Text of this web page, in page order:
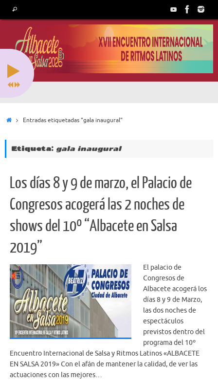
contenido
Buscar
InicioEntradas etiquetadas "gala inaugural"
Etiqueta: gala inaugural
Los días 8 y 9 de marzo, el Palacio de
Congresos acogerá las 2 noches de
shows del 10º “Albacete en Salsa
2019”
El palacio de
Congresos de
Albacete acogerá los
días 8 y 9 de Marzo,
las dos noches de
espectáculos
previstos dentro del
programa del 10º
Encuentro Internacional de Salsa y Ritmos Latinos «ALBACETE
EN SALSA 2019» Con el afán de mantener la calidad, de ver las
actuaciones con las mejores…